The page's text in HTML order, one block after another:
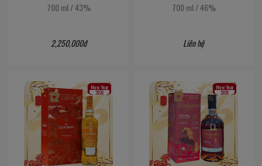
700 ml /43%
2,250,000đ
700 ml /46%
Liên hệ
New Year
2026
New Year
2026